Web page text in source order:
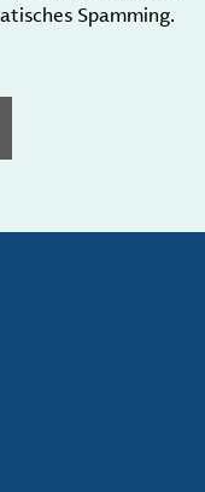
Spamming.